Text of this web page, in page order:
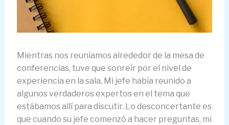
Mientras nos reuníamos alrededor de la mesa de
conferencias, tuve que sonreír por el nivel de
experiencia en la sala. Mi jefe había reunido a
algunos verdaderos expertos en el tema que
estábamos allí para discutir. Lo desconcertante es
que cuando su jefe comenzó a hacer preguntas, mi